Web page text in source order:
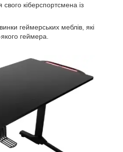
кіберспортсмена із
геймерських меблів, які
геймера.